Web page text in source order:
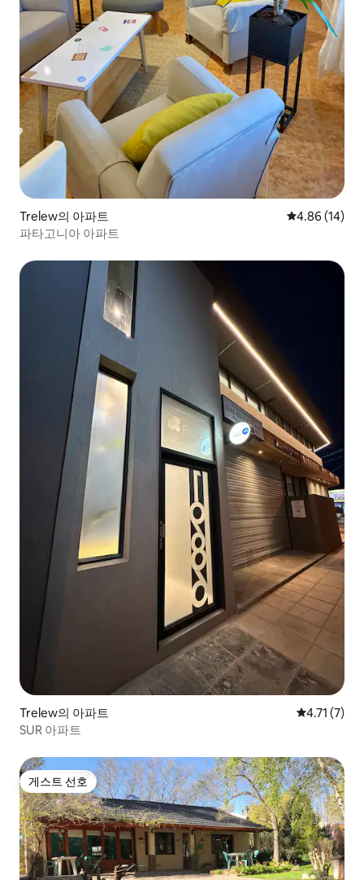
Trelew의 아파트 평점 4.86점(5
4.86 (14)
파타고니아 아파트
Trelew의 아파트 평점 4.71점
4.71 (7)
SUR 아파트
게스트 선호
게스트 선호